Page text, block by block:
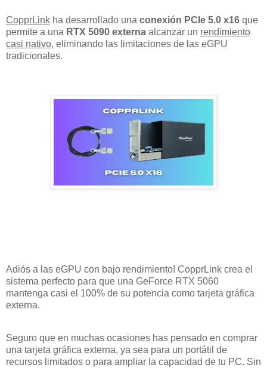
CopprLink ha desarrollado una conexión PCIe 5.0 x16 que
permite a una RTX 5090 externa alcanzar un rendimiento
casi nativo, eliminando las limitaciones de las eGPU
tradicionales.
Adiós a las eGPU con bajo rendimiento! CopprLink crea el
sistema perfecto para que una GeForce RTX 5060
mantenga casi el 100% de su potencia como tarjeta gráfica
externa.
Seguro que en muchas ocasiones has pensado en comprar
una tarjeta gráfica externa, ya sea para un portátil de
recursos limitados o para ampliar la capacidad de tu PC. Sin